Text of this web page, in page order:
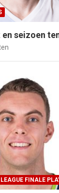
seizoen
FINALE